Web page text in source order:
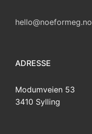
hello@noeformeg.no
ADRESSE
Modumveien 53
3410 Sylling